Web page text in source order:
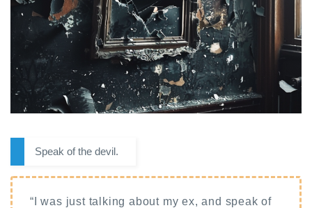
Speak of the devil.
“I was just talking about my ex, and speak of